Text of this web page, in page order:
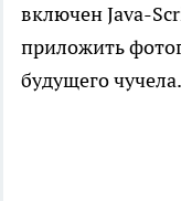
включен Java-
приложить
будущего чучела.